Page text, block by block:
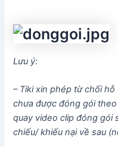
Lưu ý:
– Tiki xin phép từ chối
chưa được đóng gói
quay video clip đóng gói
chiếu/ khiếu nại về sau